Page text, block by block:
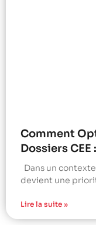
Comment
Dossiers
Dans un
devient une
Lire la suite »